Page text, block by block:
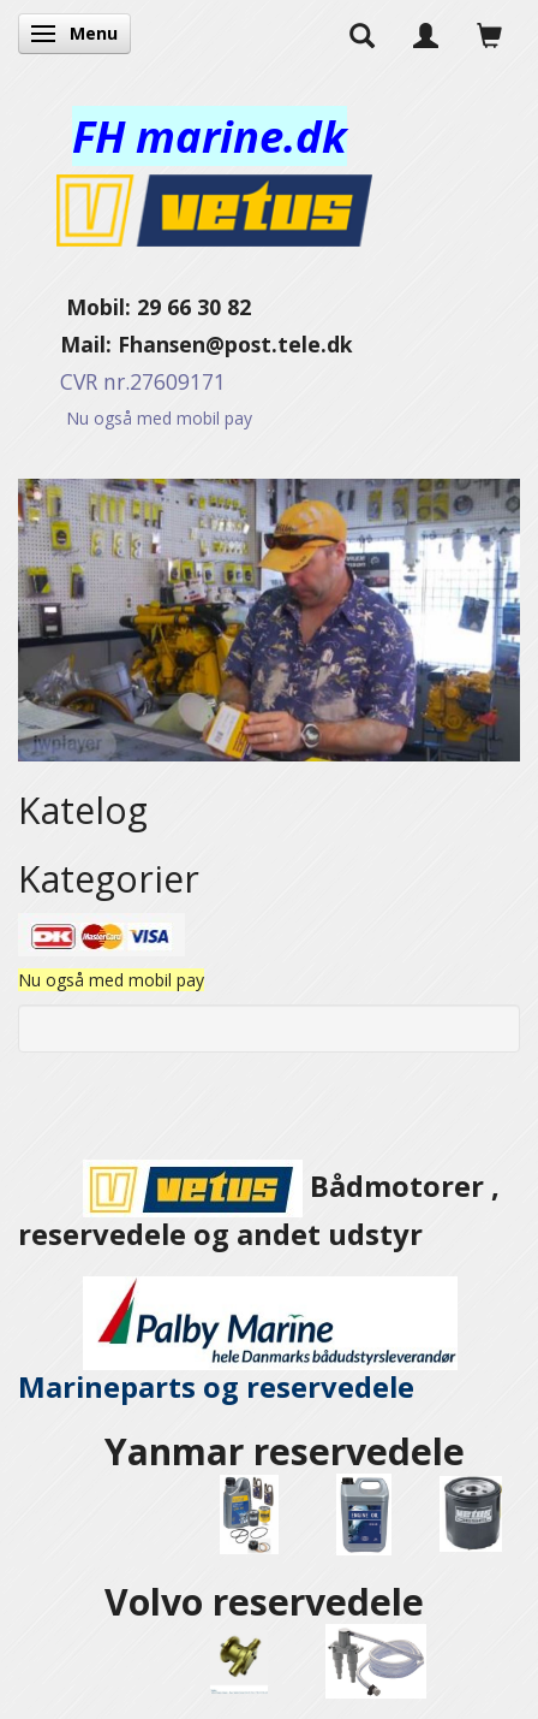
Toggle navigation
Menu
FH marine.dk
Mobil: 29 66 30 82
Mail: Fhansen@post.tele.dk
CVR nr.27609171
Nu også med mobil pay
Katelog
Kategorier
Nu også med mobil pay
Bådmotorer ,
reservedele og andet udstyr
Marineparts og reservedele
Yanmar reservedele
Volvo reservedele